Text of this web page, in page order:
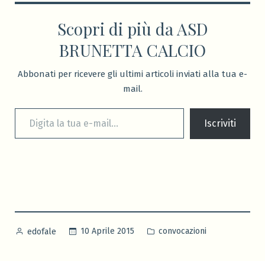
Scopri di più da ASD
BRUNETTA CALCIO
Abbonati per ricevere gli ultimi articoli inviati alla tua e-
mail.
Digita la tua e-mail...
Iscriviti
Pubblicato
edofale 10 Aprile 2015
Pubblicato
convocazioni